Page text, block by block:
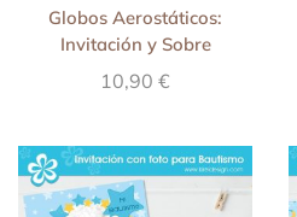
Globos Aerostáticos:
Invitación y Sobre
10,90 €